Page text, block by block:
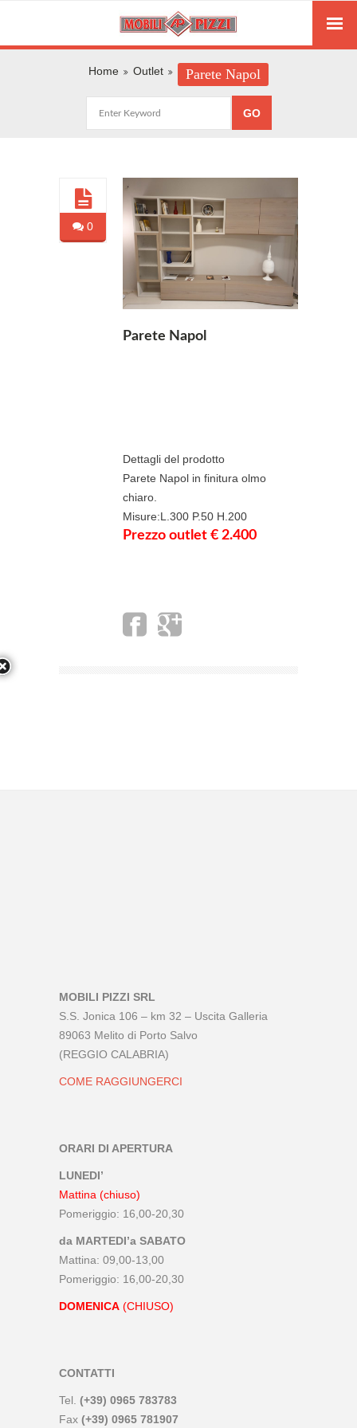
Home Outlet Parete Napol
0
Parete Napol
Dettagli del prodotto
Parete Napol in finitura olmo
chiaro.
Misure:L.300 P.50 H.200
Prezzo outlet € 2.400
MOBILI PIZZI SRL
S.S. Jonica 106 – km 32 – Uscita Galleria
89063 Melito di Porto Salvo
(REGGIO CALABRIA)
COME RAGGIUNGERCI
ORARI DI APERTURA
LUNEDI’
Mattina (chiuso)
Pomeriggio: 16,00-20,30
da MARTEDI’a SABATO
Mattina: 09,00-13,00
Pomeriggio: 16,00-20,30
DOMENICA (CHIUSO)
CONTATTI
Tel. (+39) 0965 783783
Fax (+39) 0965 781907